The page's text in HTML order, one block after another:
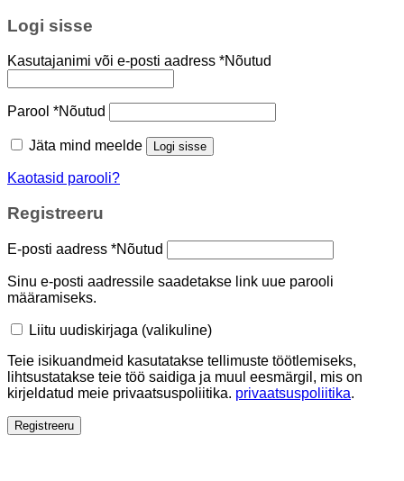
Logi sisse
Kasutajanimi või e-posti aadress *Nõutud
Parool *Nõutud
Jäta mind meelde Logi sisse
Kaotasid parooli?
Registreeru
E-posti aadress *Nõutud
Sinu e-posti aadressile saadetakse link uue parooli
määramiseks.
Liitu uudiskirjaga (valikuline)
Teie isikuandmeid kasutatakse tellimuste töötlemiseks,
lihtsustatakse teie töö saidiga ja muul eesmärgil, mis on
kirjeldatud meie privaatsuspoliitika. privaatsuspoliitika.
Registreeru